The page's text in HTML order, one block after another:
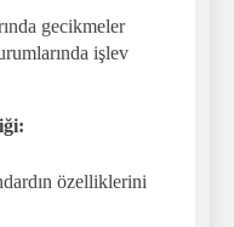
gecikmeler
işlev
özelliklerini